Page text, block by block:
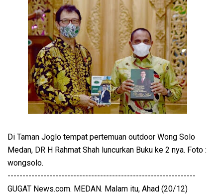
Di Taman Joglo tempat pertemuan outdoor Wong Solo
Medan, DR H Rahmat Shah luncurkan Buku ke 2 nya. Foto :
wongsolo.
---------------------------------------------------------------
GUGAT News.com. MEDAN. Malam itu, Ahad (20/12)